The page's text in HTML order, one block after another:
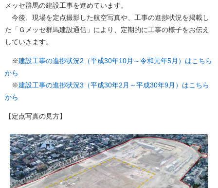
メッセ群馬の建設工事を進めています。
今後、現場を定点撮影した航空写真や、工事の進捗状況を掲載し
た「Ｇメッセ群馬建設通信」により、定期的に工事の様子をお伝え
していきます。
※建設工事の進捗状況2（平成30年10月～令和元年5月）はこちら
から
※建設工事の進捗状況3（平成30年2月～平成30年9月）はこちら
から
【定点写真の見方】